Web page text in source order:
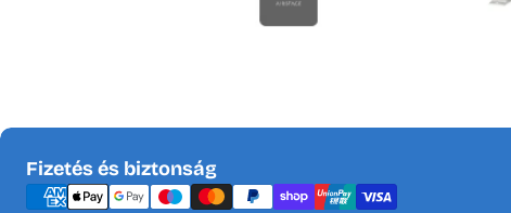
Fizetés és biztonság
Fizetési
módok